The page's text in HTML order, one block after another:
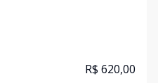
R$ 620,00